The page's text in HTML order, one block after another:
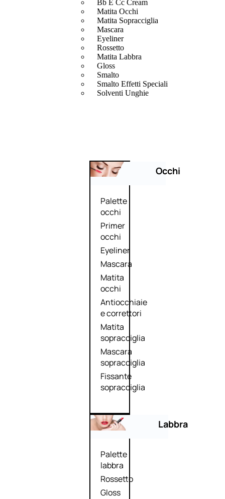
Bb E Cc Cream
Matita Occhi
Matita Sopracciglia
Mascara
Eyeliner
Rossetto
Matita Labbra
Gloss
Smalto
Smalto Effetti Speciali
Solventi Unghie
Occhi
Palette
occhi
Primer
occhi
Eyeliner
Mascara
Matita
occhi
Antiocchiaie
e correttori
Matita
sopracciglia
Mascara
sopracciglia
Fissante
sopracciglia
Labbra
Palette
labbra
Rossetto
Gloss